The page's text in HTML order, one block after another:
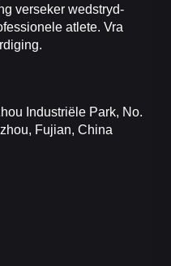
verseker wedstryd-
atlete. Vra
Industriële Park, No.
Fujian, China